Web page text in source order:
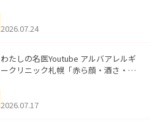
た。
2026.07.24
わたしの名医Youtube アルバアレルギ
ークリニック札幌「赤ら顔・酒さ・ニ
した。
2026.07.17